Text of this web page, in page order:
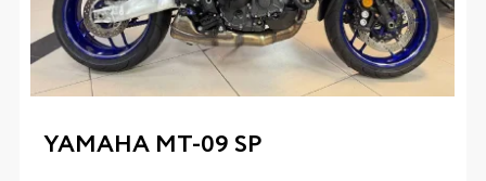
YAMAHA MT-09 SP